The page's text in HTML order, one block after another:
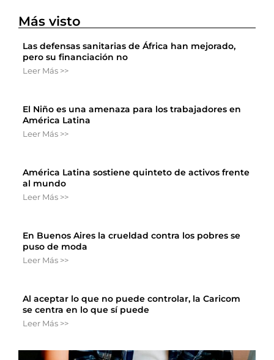
Más visto
Las defensas sanitarias de África han mejorado,
pero su financiación no
Leer Más >>
El Niño es una amenaza para los trabajadores en
América Latina
Leer Más >>
América Latina sostiene quinteto de activos frente
al mundo
Leer Más >>
En Buenos Aires la crueldad contra los pobres se
puso de moda
Leer Más >>
Al aceptar lo que no puede controlar, la Caricom
se centra en lo que sí puede
Leer Más >>